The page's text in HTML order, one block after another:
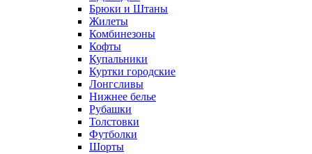
Брюки и Штаны
Жилеты
Комбинезоны
Кофты
Купальники
Куртки городские
Лонгсливы
Нижнее белье
Рубашки
Толстовки
Футболки
Шорты